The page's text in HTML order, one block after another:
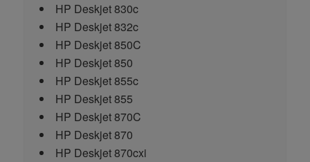
HP Deskjet 830c
HP Deskjet 832c
HP Deskjet 850C
HP Deskjet 850
HP Deskjet 855c
HP Deskjet 855
HP Deskjet 870C
HP Deskjet 870
HP Deskjet 870cxi